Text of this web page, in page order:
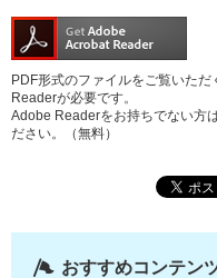
PDF形式のファイルをご覧いた
Readerが必要です。
Adobe Readerをお持ちでない方
ださい。（無料）
おすすめコンテン